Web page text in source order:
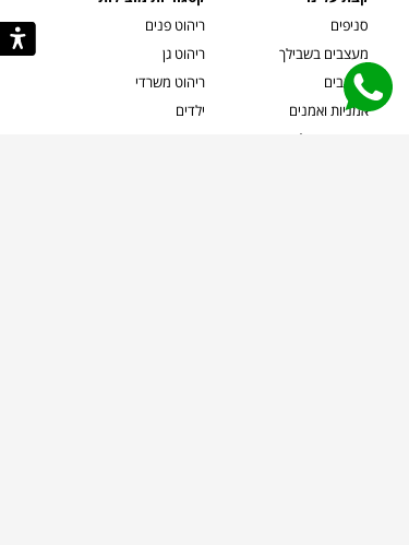
סניפים
מעצבים בשבילך
מעצבים
אמניות ואמנים
קשרי אדריכלים
ריהוט פנים
ריהוט גן
ריהוט משרדי
ילדים